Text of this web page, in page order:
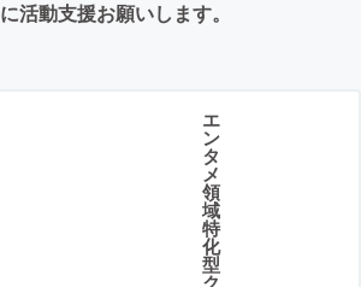
活動支援お願いします。
エ
ン
タ
メ
領
域
特
化
型